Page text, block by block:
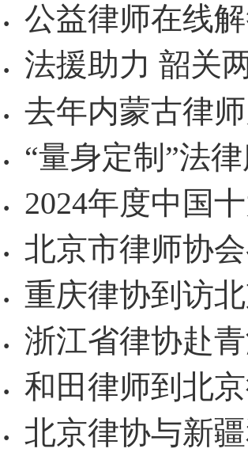
· 公益律师在线
· 法援助力 韶关
· 去年内蒙古律
· “量身定制”法
· 2024年度中国
· 北京市律师协
· 重庆律协到访
· 浙江省律协赴
· 和田律师到北
· 北京律协与新